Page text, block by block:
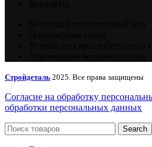
Стройдеталь 2025. Все права защищены
Согласие на обработку
обработки персональных данных
Search